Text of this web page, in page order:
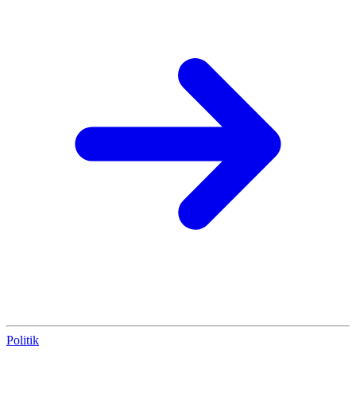
Politik